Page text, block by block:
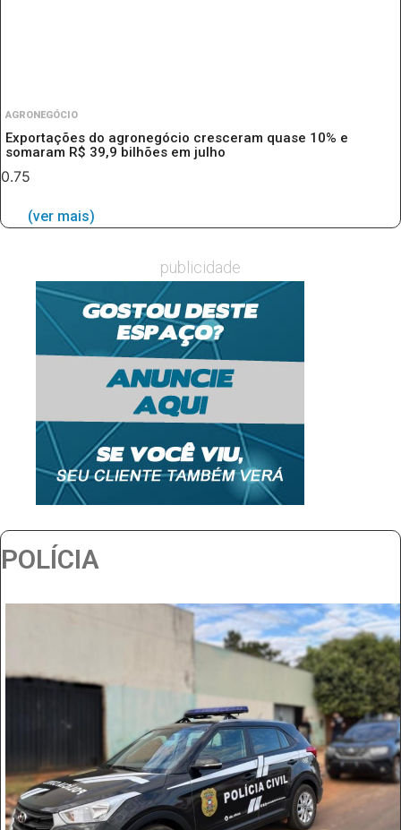
AGRONEGÓCIO
Exportações do agronegócio cresceram quase 10% e
somaram R$ 39,9 bilhões em julho
(ver mais)
publicidade
POLÍCIA